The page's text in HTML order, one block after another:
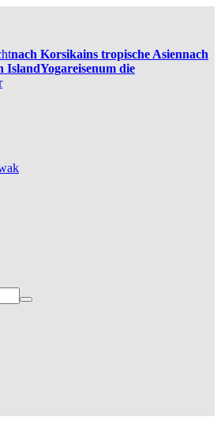
nach Korsikains tropische Asiennach
IslandYogareisenum die